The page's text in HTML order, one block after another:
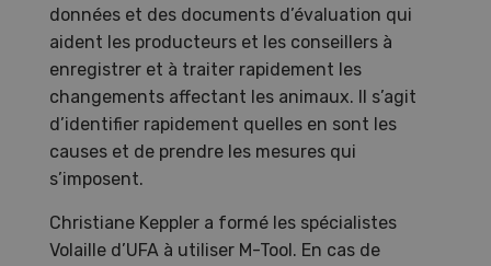
données et des documents d’évaluation qui
aident les producteurs et les conseillers à
enregistrer et à traiter rapidement les
changements affectant les animaux. Il s’agit
d’identifier rapidement quelles en sont les
causes et de prendre les mesures qui
s’imposent.
Christiane Keppler a formé les spécialistes
Volaille d’UFA à utiliser M-Tool. En cas de